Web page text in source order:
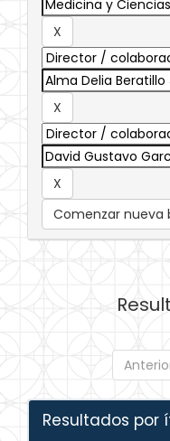
Comenzar nueva
Resultados por